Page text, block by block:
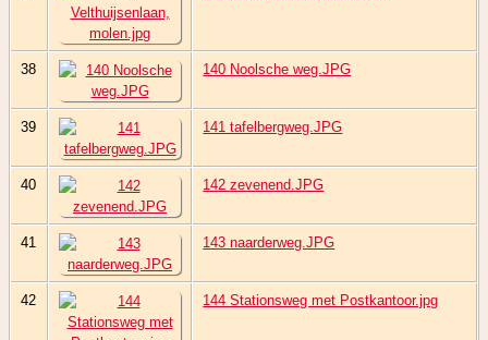
38 140 Noolsche weg.JPG
39 141 tafelbergweg.JPG
40 142 zevenend.JPG
41 143 naarderweg.JPG
42 144 Stationsweg met Postkantoor.jpg